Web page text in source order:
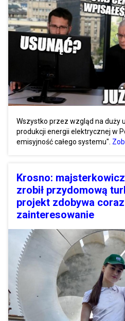
Wszystko przez wzgląd na duży
produkcji energii elektrycznej w
emisyjność całego systemu".
Krosno:
zrobił przydomową
projekt zdobywa
zainteresowanie